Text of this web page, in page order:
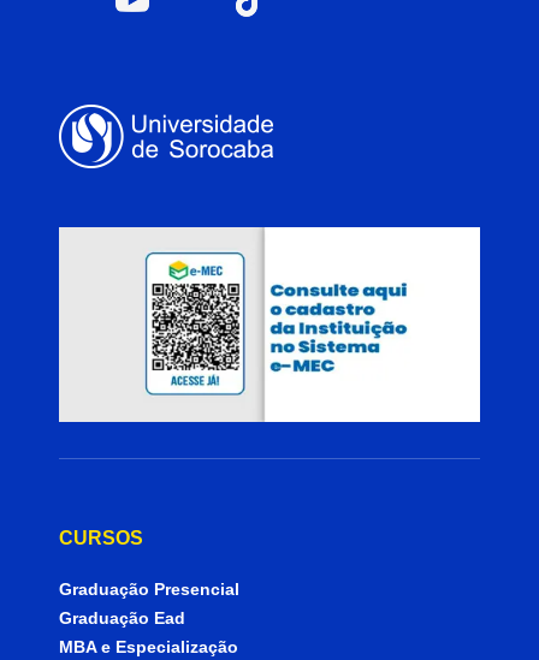
CURSOS
Graduação Presencial
Graduação Ead
MBA e Especialização